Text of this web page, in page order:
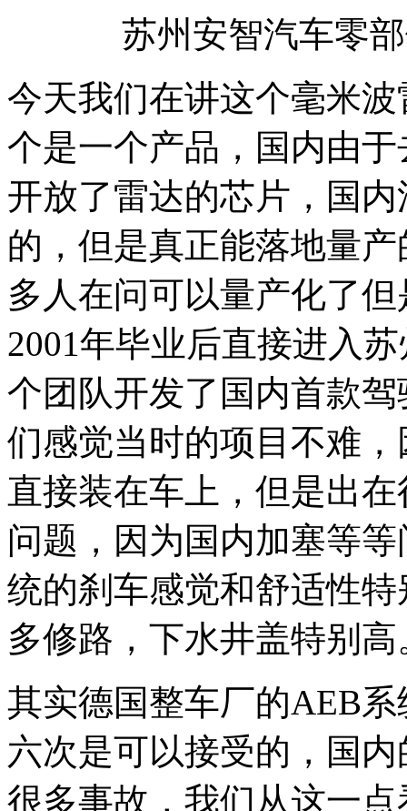
苏州安智汽车零
今天我们在讲这个毫米
个是一个产品，国内由
开放了雷达的芯片，国
的，但是真正能落地量
多人在问可以量产化了
2001年毕业后直接进入
个团队开发了国内首款
们感觉当时的项目不难
直接装在车上，但是出
问题，因为国内加塞等
统的刹车感觉和舒适性
多修路，下水井盖特别高
其实德国整车厂的AEB
六次是可以接受的，国
很多事故，我们从这一